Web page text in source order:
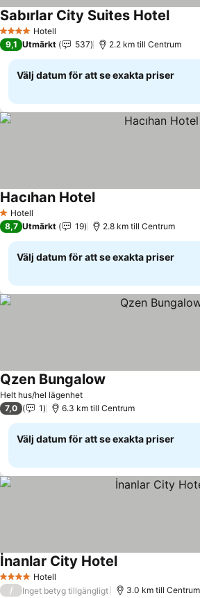
4 StjärnorHotell
Sabırlar City Suites Hotel
9,1 Utmärkt 537 2.2 km till Centrum
Välj datum för att se exakta priser
1 Stjärnor
Hotell
Hacıhan Hotel
8,7 Utmärkt 19 2.8 km till Centrum
Välj datum för att se exakta priser
Helt hus/hel lägenhet
Qzen Bungalow
7,0 1 6.3 km till Centrum
Välj datum för att se exakta priser
4 StjärnorHotell
İnanlar City Hotel
/ Inget betyg tillgängligt 3.0 km till Centrum